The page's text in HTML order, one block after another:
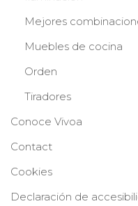
Mejores
Muebles de cocina
Orden
Tiradores
Conoce Vivoa
Contact
Cookies
Declaración de